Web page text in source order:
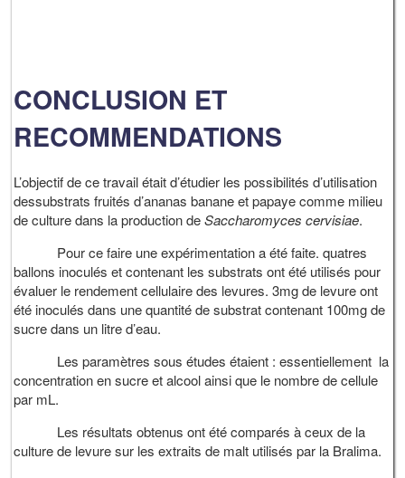
CONCLUSION ET
RECOMMENDATIONS
L’objectif de ce travail était d’étudier les possibilités d’utilisation
dessubstrats fruités d’ananas banane et papaye comme milieu
de culture dans la production deSaccharomyces cervisiae.
Pour ce faire une expérimentation a été faite. quatres
ballons inoculés et contenant les substrats ont été utilisés pour
évaluer le rendement cellulaire des levures. 3mg de levure ont
été inoculés dans une quantité de substrat contenant 100mg de
sucre dans un litre d’eau.
Les paramètres sous études étaient : essentiellement la
concentration en sucre et alcool ainsi que le nombre de cellule
par mL.
Les résultats obtenus ont été comparés à ceux de la
culture de levure sur les extraits de malt utilisés par la Bralima.